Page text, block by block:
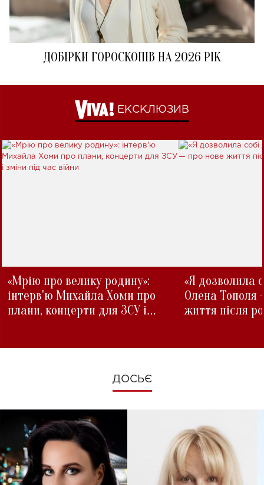
ДОБІРКИ ГОРОСКОПІВ НА 2026 РІК
ЕКСКЛЮЗИВ
«Мрію про велику родину»:
інтерв'ю Михайла Хоми про
плани, концерти для ЗСУ і
«Я дозволила
Олена Тополя
життя після
ДОСЬЄ